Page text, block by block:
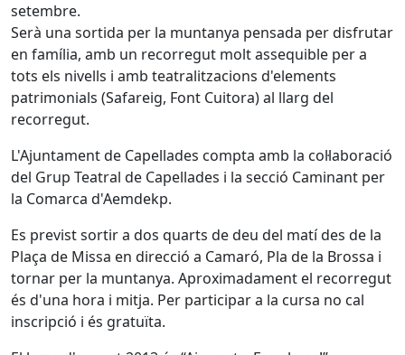
setembre.
Serà una sortida per la muntanya pensada per disfrutar
en família, amb un recorregut molt assequible per a
tots els nivells i amb teatralitzacions d'elements
patrimonials (Safareig, Font Cuitora) al llarg del
recorregut.
L'Ajuntament de Capellades compta amb la col·laboració
del Grup Teatral de Capellades i la secció Caminant per
la Comarca d'Aemdekp.
Es previst sortir a dos quarts de deu del matí des de la
Plaça de Missa en direcció a Camaró, Pla de la Brossa i
tornar per la muntanya. Aproximadament el recorregut
és d'una hora i mitja. Per participar a la cursa no cal
inscripció i és gratuïta.